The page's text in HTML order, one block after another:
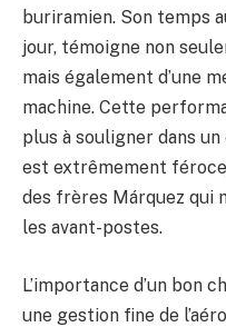
buriramien. Son temps
jour, témoigne non
mais également d’une
machine. Cette
plus à souligner dans
est extrêmement
des frères Márquez qui
les avant-postes.
L’importance d’un bon
une gestion fine de